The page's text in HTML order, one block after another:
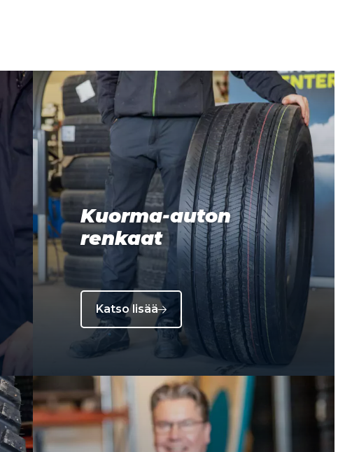
Kuorma-auton
renkaat
Katso lisää